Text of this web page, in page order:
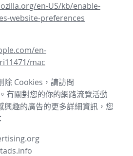
en-US/kb/enable-
website-preferences
en-
mac
除 Cookies，請訪問
關對您的你的網路流覽活動
興趣的廣告的更多詳細資訊，您